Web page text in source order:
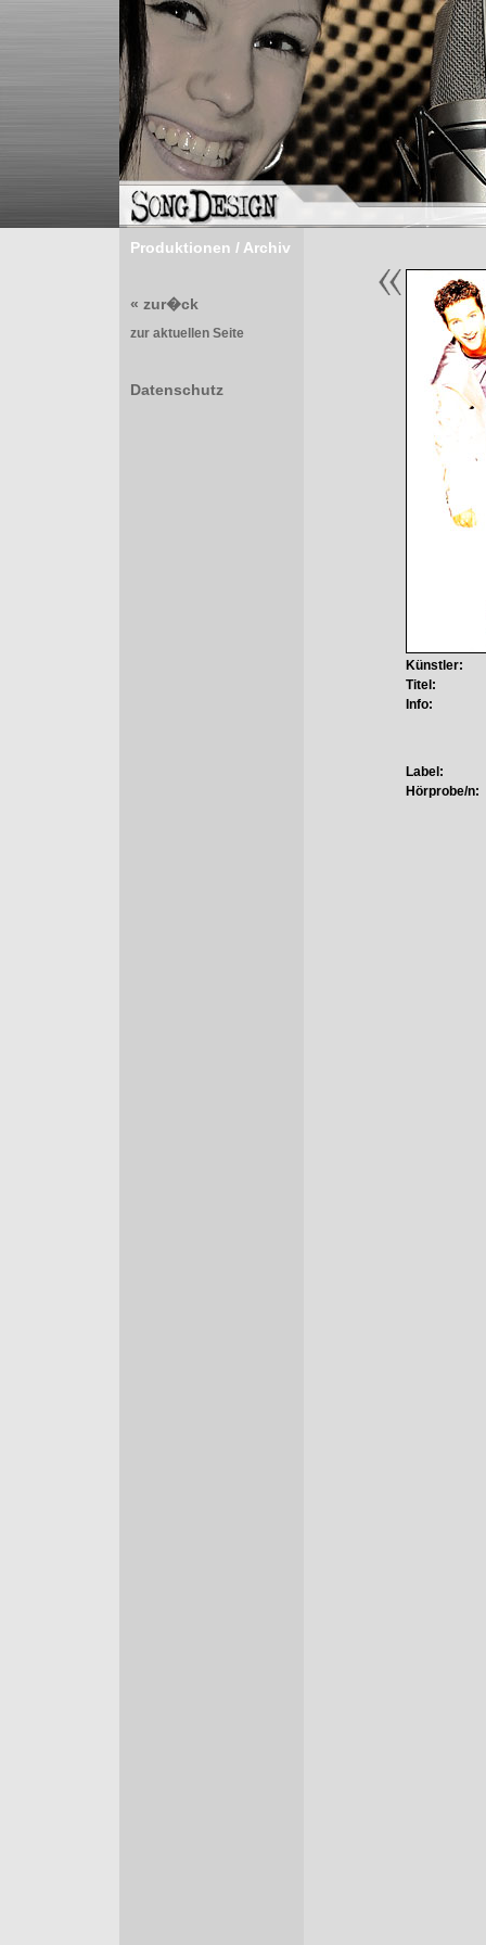
Produktionen / Archiv
« zur�ck
zur aktuellen Seite
Datenschutz
Künstler:
Titel:
Info:
Label:
Hörprobe/n: